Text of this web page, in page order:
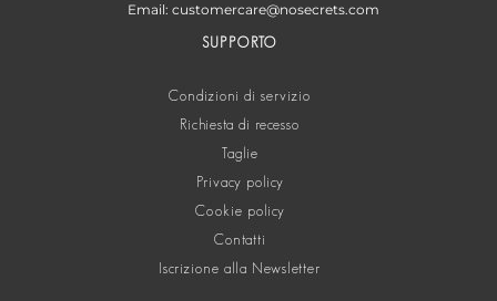
Email: customercare@nosecrets.com
SUPPORTO
Condizioni di servizio
Richiesta di recesso
Taglie
Privacy policy
Cookie policy
Contatti
Iscrizione alla Newsletter